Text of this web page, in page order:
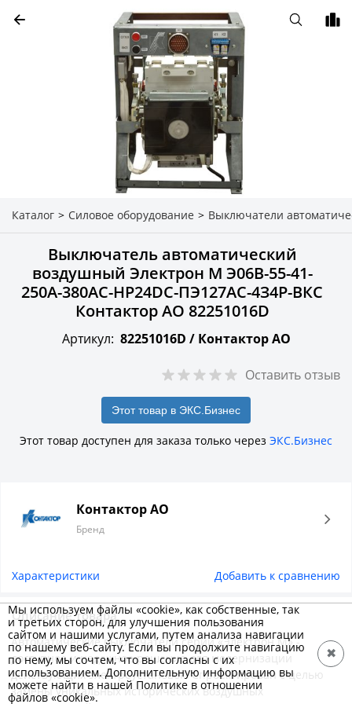
Каталог > Силовое оборудование > Выключатели
Выключатель автоматический
воздушный Электрон М Э06В-55-41-
250А-380AC-НР24DC-ПЭ127AC-4З4P-ВКС
Контактор АО 82251016D
Артикул: 82251016D / Контактор АО
Оставить отзыв
Этот товар в ЭКС.Бизнес
Этот товар доступен для заказа только через ЭКС.Бизнес
Контактор АО
Бренд
Характеристики Добавить к сравнению
Описание товара
Автоматические выключатели серии «Электрон М» -
доступное и надежное решение для модернизации
действующих электроустановок. Спроектирован с целью
замены уникальных исторических воздушных
Мы используем файлы «cookie», как собственные, так
и третьих сторон, для улучшения пользования
сайтом и нашими услугами, путем анализа навигации
по нашему веб-сайту. Если вы продолжите навигацию
по нему, мы сочтем, что вы согласны с их
использованием. Дополнительную информацию вы
можете найти в нашей Политике в отношении
файлов «cookie».
✖